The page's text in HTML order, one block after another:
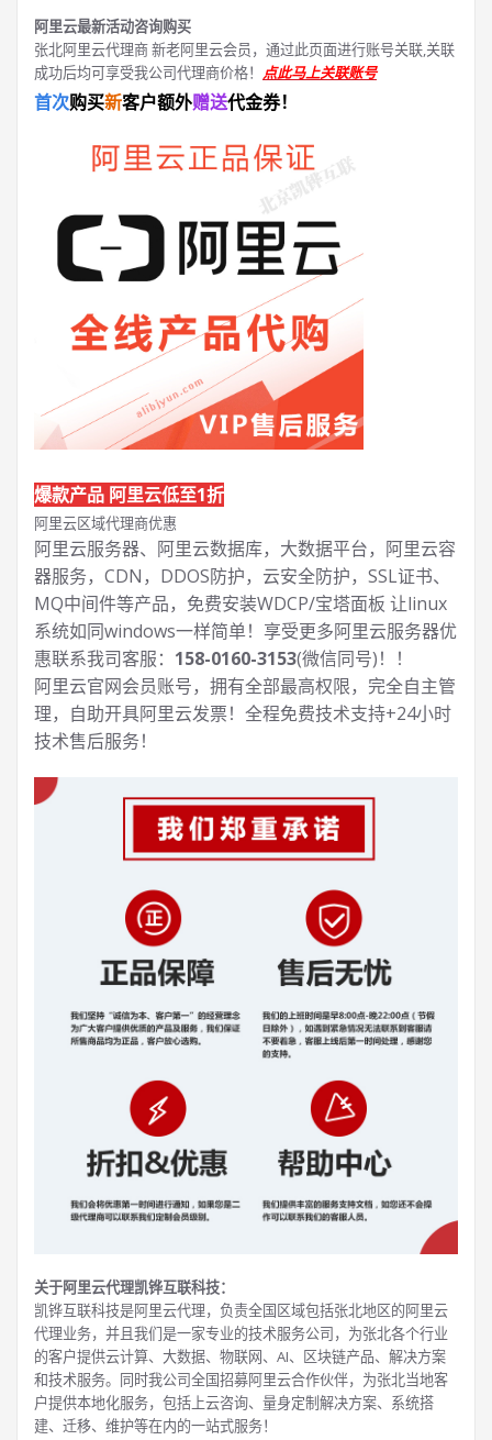
阿里云最新活动咨询购买
张北阿里云代理商 新老阿里云会员，通过此页面进行账号关联,关联
成功后均可享受我公司代理商价格！ 点此马上关联账号
首次购买新客户额外赠送代金券！
爆款产品 阿里云低至1折
阿里云区域代理商优惠
阿里云服务器、阿里云数据库，大数据平台，阿里云容
器服务，CDN，DDOS防护，云安全防护，SSL证书、
MQ中间件等产品，免费安装WDCP/宝塔面板 让linux
系统如同windows一样简单！享受更多阿里云服务器优
惠联系我司客服： 158-0160-3153(微信同号)！！
阿里云官网会员账号，拥有全部最高权限，完全自主管
理，自助开具阿里云发票！全程免费技术支持+24小时
技术售后服务！
关于阿里云代理凯铧互联科技：
凯铧互联科技是阿里云代理，负责全国区域包括张北地区的阿里云
代理业务，并且我们是一家专业的技术服务公司，为张北各个行业
的客户提供云计算、大数据、物联网、AI、区块链产品、解决方案
和技术服务。同时我公司全国招募阿里云合作伙伴，为张北当地客
户提供本地化服务，包括上云咨询、量身定制解决方案、系统搭
建、迁移、维护等在内的一站式服务！